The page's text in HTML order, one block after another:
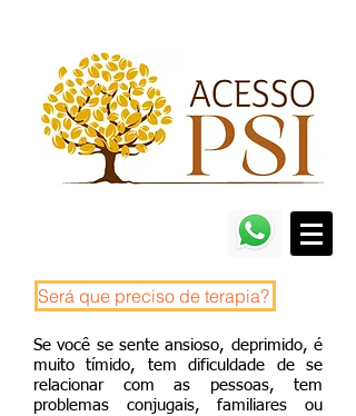
Será que preciso de terapia?
Se você se sente ansioso, deprimido, é
muito tímido, tem dificuldade de se
relacionar com as pessoas, tem
problemas conjugais, familiares ou